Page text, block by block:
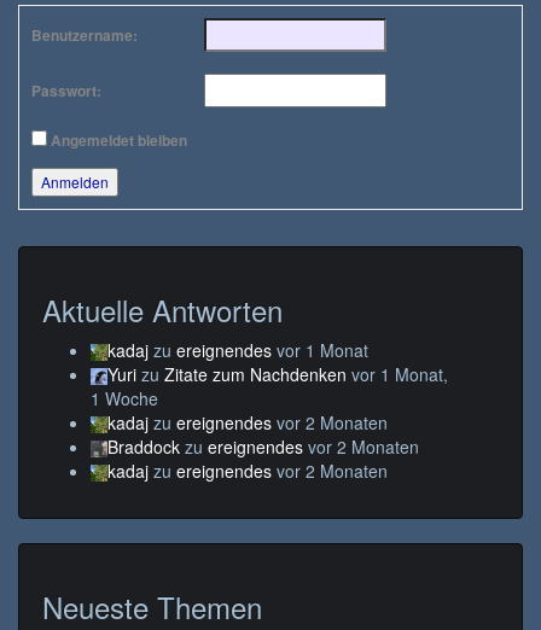
Benutzername:
Passwort:
Angemeldet bleiben
Anmelden
Aktuelle Antworten
kadaj zu ereignendes vor 1 Monat
Yuri zu Zitate zum Nachdenken vor 1 Monat,
1 Woche
kadaj zu ereignendes vor 2 Monaten
Braddock zu ereignendes vor 2 Monaten
kadaj zu ereignendes vor 2 Monaten
Neueste Themen